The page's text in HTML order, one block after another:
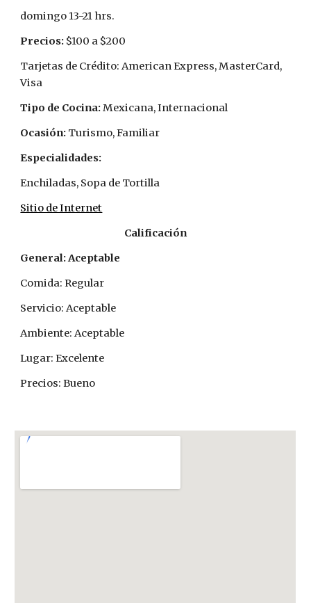
domingo 13-21 hrs.
Precios: $100 a $200
Tarjetas de Crédito: American Express, MasterCard,
Visa
Tipo de Cocina: Mexicana, Internacional
Ocasión: Turismo, Familiar
Especialidades:
Enchiladas, Sopa de Tortilla
Sitio de Internet
Calificación
General: Aceptable
Comida: Regular
Servicio: Aceptable
Ambiente: Aceptable
Lugar: Excelente
Precios: Bueno